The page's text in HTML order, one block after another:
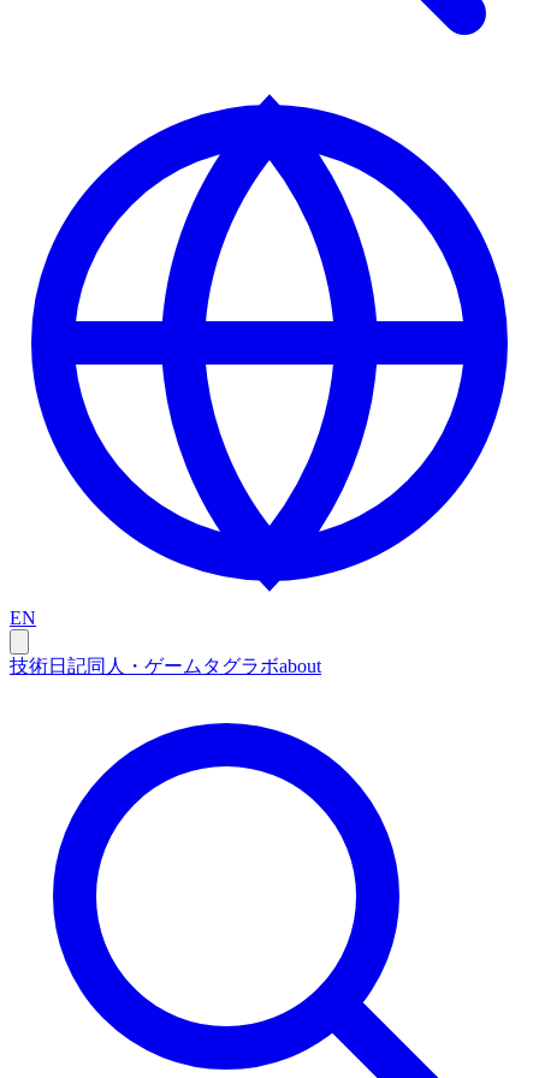
EN
技術日記同人・ゲーム タグラボabout